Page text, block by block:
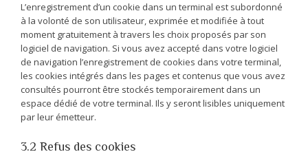
L’enregistrement d’un cookie dans un terminal est subordonné
à la volonté de son utilisateur, exprimée et modifiée à tout
moment gratuitement à travers les choix proposés par son
logiciel de navigation. Si vous avez accepté dans votre logiciel
de navigation l’enregistrement de cookies dans votre terminal,
les cookies intégrés dans les pages et contenus que vous avez
consultés pourront être stockés temporairement dans un
espace dédié de votre terminal. Ils y seront lisibles uniquement
par leur émetteur.
3.2 Refus des cookies